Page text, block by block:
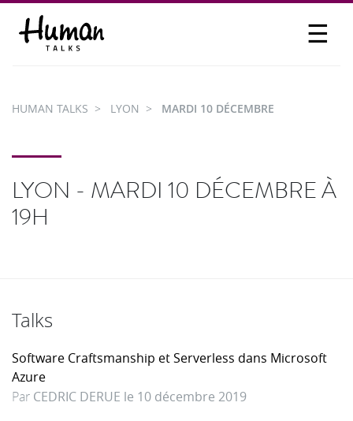
☰
PARTICIPER
HUMAN TALKS LYON MARDI 10 DÉCEMBRE
LYON - MARDI 10 DÉCEMBRE À
19H
Talks
Software Craftsmanship et Serverless dans Microsoft
Azure
Par CEDRIC DERUE le 10 décembre 2019